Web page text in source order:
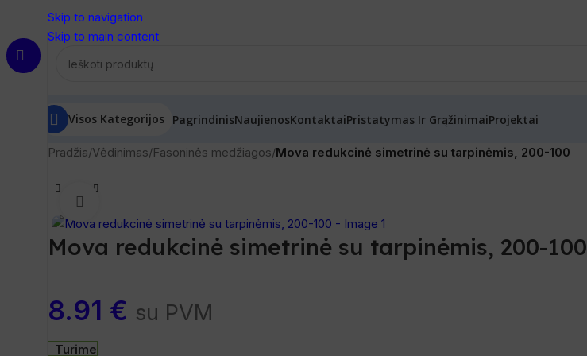
Skip to navigation
Skip to main content
Visos Kategorijos PagrindinisNaujienosKontaktaiPristatymas Ir GrąžinimaiProjektai
Pradžia/Vėdinimas/Fasoninės medžiagos/Mova redukcinė simetrinė su tarpinėmis, 200-100
Mova redukcinė simetrinė su tarpinėmis, 200-100
8.91 € su PVM
Turime